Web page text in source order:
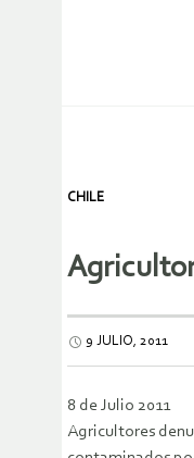
CHILE
9 JULIO, 2011
8 de Julio 2011
Agricultores